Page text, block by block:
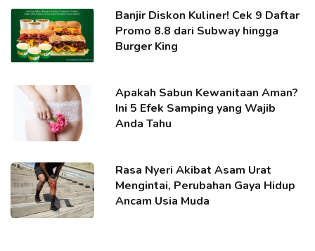
Banjir Diskon Kuliner! Cek 9 Daftar
Promo 8.8 dari Subway hingga
Burger King
Apakah Sabun Kewanitaan Aman?
Ini 5 Efek Samping yang Wajib
Anda Tahu
Rasa Nyeri Akibat Asam Urat
Mengintai, Perubahan Gaya Hidup
Ancam Usia Muda